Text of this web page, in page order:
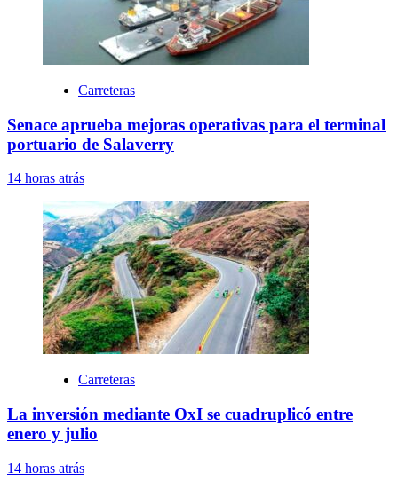
Carreteras
Senace aprueba mejoras operativas para el terminal
portuario de Salaverry
14 horas atrás
Carreteras
La inversión mediante OxI se cuadruplicó entre
enero y julio
14 horas atrás